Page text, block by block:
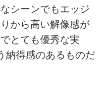
シーンでもエッジ
から高い解像感が
とても優秀な実
納得感のあるものだ